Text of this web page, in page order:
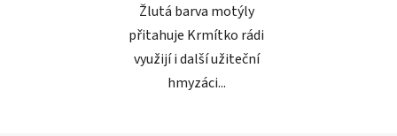
Žlutá barva motýly
přitahuje Krmítko rádi
využijí i další užiteční
hmyzáci...